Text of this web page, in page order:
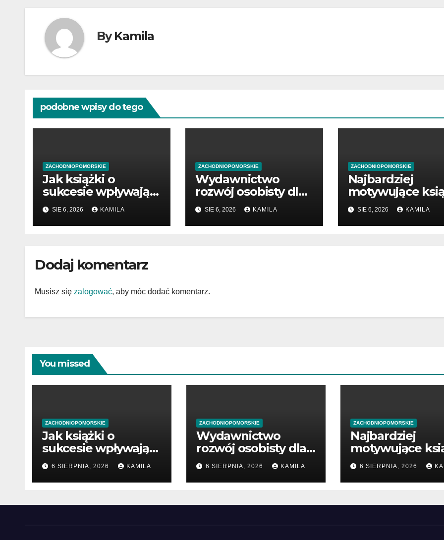
ByKamila
podobne wpisy do tego
ZACHODNIOPOMORSKIE
Jak książki o
sukcesie wpływają
na rozwój wiedzy
SIE 6, 2026 KAMILA
ZACHODNIOPOMORSKIE
Wydawnictwo
rozwój osobisty dla
początkujących
przedsiębiorców
SIE 6, 2026 KAMILA
ZACHODNIOPOMORSKIE
Najbardziej
motywujące
o biznesie
SIE 6, 2026 KAMILA
Dodaj komentarz
Musisz się zalogować, aby móc dodać komentarz.
You missed
ZACHODNIOPOMORSKIE
Jak książki o
sukcesie wpływają
na rozwój wiedzy
6 SIERPNIA, 2026 KAMILA
ZACHODNIOPOMORSKIE
Wydawnictwo
rozwój osobisty dla
początkujących
przedsiębiorców
6 SIERPNIA, 2026 KAMILA
ZACHODNIOPOMORSKIE
Najbardziej
motywujące
o biznesie
6 SIERPNIA, 2026